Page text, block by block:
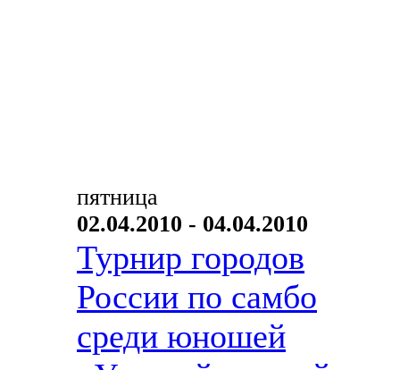
пятница
02.04.2010 - 04.04.2010
Турнир городов
России по самбо
среди юношей